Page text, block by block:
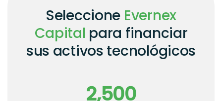
Seleccione Evernex
Capital para financiar
sus activos tecnológicos
2,500